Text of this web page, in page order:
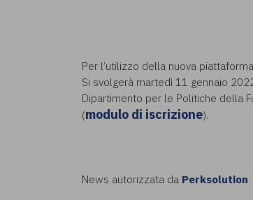
Per l’utilizzo della nuova
Si svolgerà martedì 11 gennaio
Dipartimento per le Politiche della
(modulo di iscrizione).
News autorizzata da Perksolution